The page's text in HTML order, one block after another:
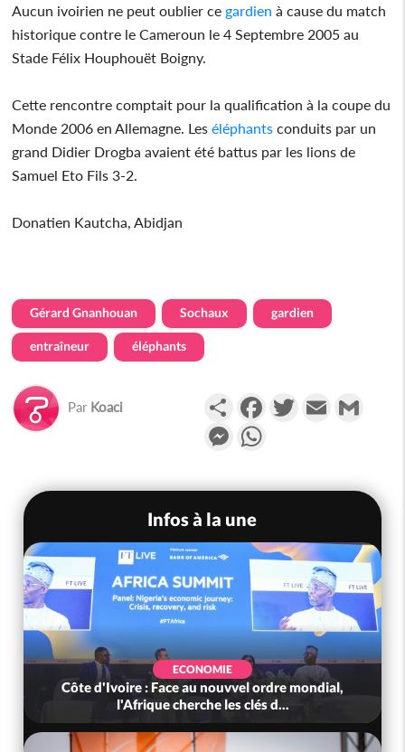
Aucun ivoirien ne peut oublier ce gardien à cause du match
historique contre le Cameroun le 4 Septembre 2005 au
Stade Félix Houphouët Boigny.
Cette rencontre comptait pour la qualification à la coupe du
Monde 2006 en Allemagne. Leséléphants conduits par un
grand Didier Drogba avaient été battus par les lions de
Samuel Eto Fils 3-2.
Donatien Kautcha, Abidjan
Gérard Gnanhouan Sochaux gardien
entraîneur éléphants
Par Koaci PartagerFacebookTwitterEmail
Messenger
Infos à la une
ECONOMIE
Côte d'Ivoire : Face au nouvvel ordre mondial,
l'Afrique cherche les clés d...